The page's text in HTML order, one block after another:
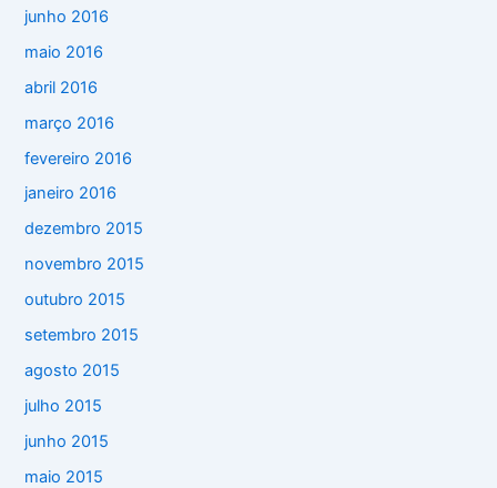
junho 2016
maio 2016
abril 2016
março 2016
fevereiro 2016
janeiro 2016
dezembro 2015
novembro 2015
outubro 2015
setembro 2015
agosto 2015
julho 2015
junho 2015
maio 2015